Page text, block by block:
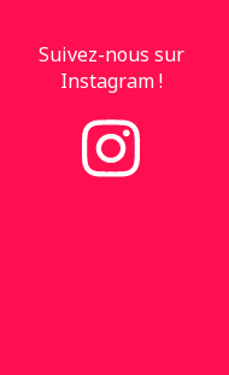
Suivez-nous sur
Instagram !